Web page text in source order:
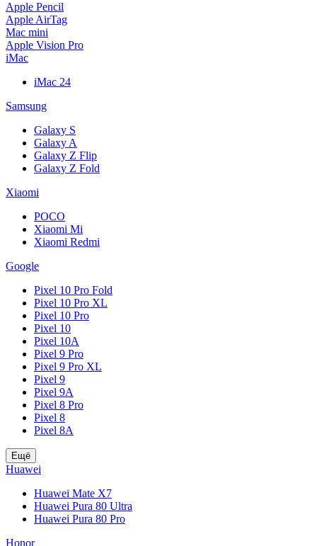
Apple Pencil
Apple AirTag
Mac mini
Apple Vision Pro
iMac
iMac 24
Samsung
Galaxy S
Galaxy A
Galaxy Z Flip
Galaxy Z Fold
Xiaomi
POCO
Xiaomi Mi
Xiaomi Redmi
Google
Pixel 10 Pro Fold
Pixel 10 Pro XL
Pixel 10 Pro
Pixel 10
Pixel 10A
Pixel 9 Pro
Pixel 9 Pro XL
Pixel 9
Pixel 9A
Pixel 8 Pro
Pixel 8
Pixel 8A
Ещё
Huawei
Huawei Mate X7
Huawei Pura 80 Ultra
Huawei Pura 80 Pro
Honor